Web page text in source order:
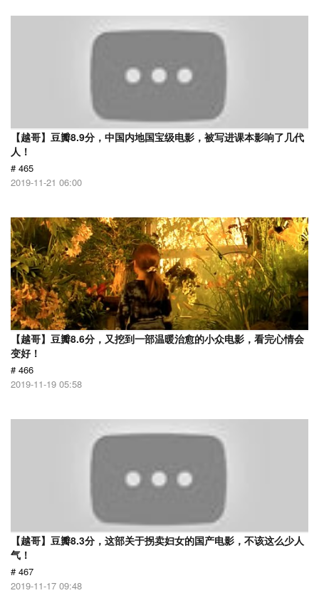
【越哥】豆瓣8.9分，中国内地国宝级电影，被写进课本影响了几代
人！
# 465
2019-11-21 06:00
【越哥】豆瓣8.6分，又挖到一部温暖治愈的小众电影，看完心情会
变好！
# 466
2019-11-19 05:58
【越哥】豆瓣8.3分，这部关于拐卖妇女的国产电影，不该这么少人
气！
# 467
2019-11-17 09:48